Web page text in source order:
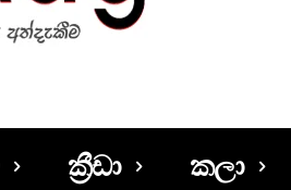
ක්‍රීඩා කලා